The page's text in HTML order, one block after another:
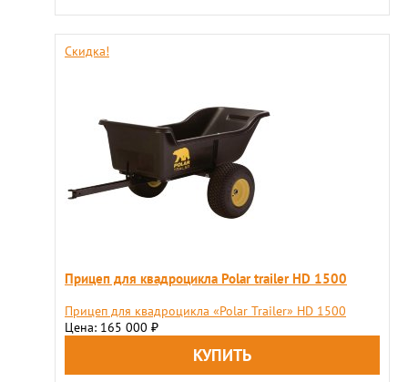
Скидка!
Прицеп для квадроцикла Polar trailer HD 1500
Прицеп для квадроцикла «Polar Trailer» HD 1500
Цена: 165 000 ₽